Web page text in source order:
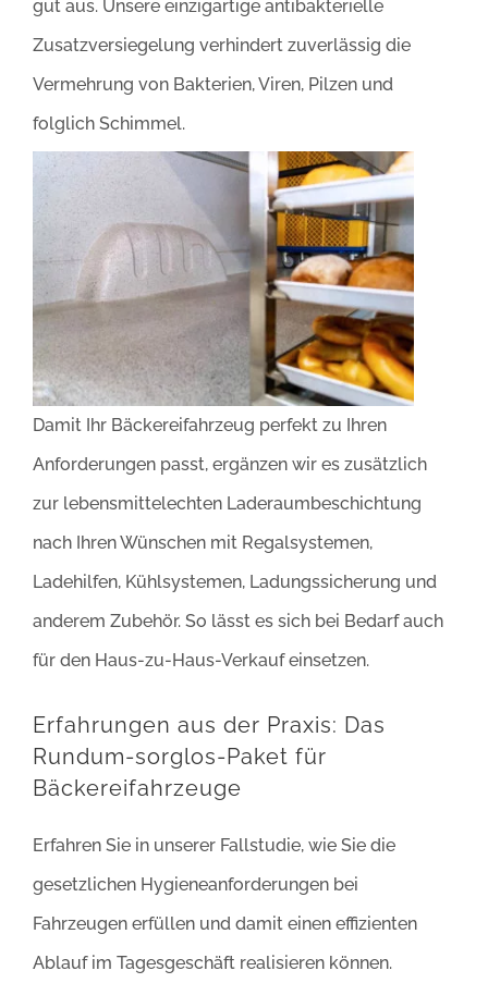
gut aus. Unsere einzigartige antibakterielle
Zusatzversiegelung verhindert zuverlässig die
Vermehrung von Bakterien, Viren, Pilzen und
folglich Schimmel.
Damit Ihr Bäckereifahrzeug perfekt zu Ihren
Anforderungen passt, ergänzen wir es zusätzlich
zur lebensmittelechten Laderaumbeschichtung
nach Ihren Wünschen mit Regalsystemen,
Ladehilfen, Kühlsystemen, Ladungssicherung und
anderem Zubehör. So lässt es sich bei Bedarf auch
für den Haus-zu-Haus-Verkauf einsetzen.
Erfahrungen aus der Praxis: Das
Rundum-sorglos-Paket für
Bäckereifahrzeuge
Erfahren Sie in unserer Fallstudie, wie Sie die
gesetzlichen Hygieneanforderungen bei
Fahrzeugen erfüllen und damit einen effizienten
Ablauf im Tagesgeschäft realisieren können.